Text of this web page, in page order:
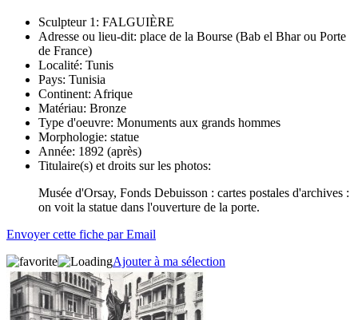
Sculpteur 1: FALGUIÈRE
Adresse ou lieu-dit: place de la Bourse (Bab el Bhar ou Porte
de France)
Localité: Tunis
Pays: Tunisia
Continent: Afrique
Matériau: Bronze
Type d'oeuvre: Monuments aux grands hommes
Morphologie: statue
Année: 1892 (après)
Titulaire(s) et droits sur les photos:
Musée d'Orsay, Fonds Debuisson : cartes postales d'archives :
on voit la statue dans l'ouverture de la porte.
Envoyer cette fiche par Email
Ajouter à ma sélection